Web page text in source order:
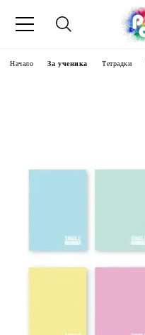
Начало За ученика Тетрадки